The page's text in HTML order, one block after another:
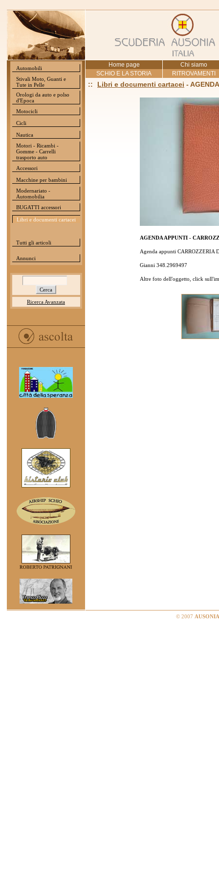
Automobili
Stivali Moto, Guanti e
Tute in Pelle
Orologi da auto e polso
d'Epoca
Motocicli
Cicli
Nautica
Motori - Ricambi -
Gomme - Carrelli
trasporto auto
Accessori
Macchine per bambini
Modernariato -
Automobilia
BUGATTI accessori
Libri e documenti cartacei
Tutti gli articoli
Annunci
Ricerca Avanzata
Home page
Chi siamo
SCHIO E LA STORIA
RITROVAMENTI
:: Libri e documenti cartacei -
AGENDA APPUNTI -
Agenda appunti
Gianni 348.2969497
Altre foto dell'oggetto, click
© 2007